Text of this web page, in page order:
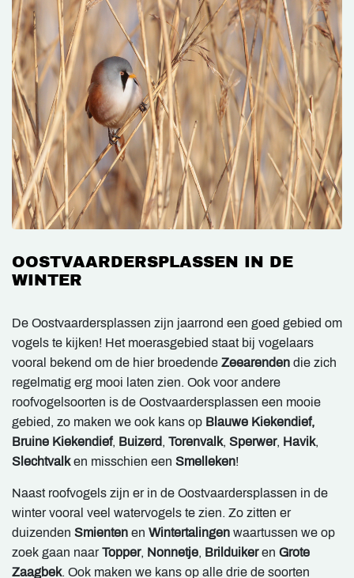
OOSTVAARDERSPLASSEN IN DE
WINTER
De Oostvaardersplassen zijn jaarrond een goed gebied om
vogels te kijken! Het moerasgebied staat bij vogelaars
vooral bekend om de hier broedende Zeearenden die zich
regelmatig erg mooi laten zien. Ook voor andere
roofvogelsoorten is de Oostvaardersplassen een mooie
gebied, zo maken we ook kans op Blauwe Kiekendief,
Bruine Kiekendief, Buizerd, Torenvalk, Sperwer, Havik,
Slechtvalken misschien een Smelleken!
Naast roofvogels zijn er in de Oostvaardersplassen in de
winter vooral veel watervogels te zien. Zo zitten er
duizenden Smienten en Wintertalingen waartussen we op
zoek gaan naarTopper, Nonnetje, Brilduikeren Grote
Zaagbek. Ook maken we kans op alle drie de soorten